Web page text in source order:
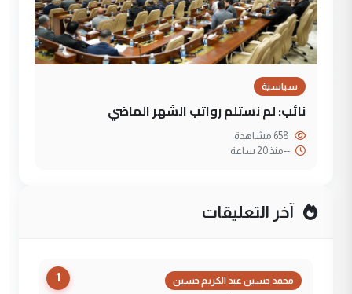
سياسية
نائب: لم نستلم رواتب الشهر الماضي
--منذ 20 ساعة
آخر التعليقات
1 محمد حسين عبد الكريم حسين